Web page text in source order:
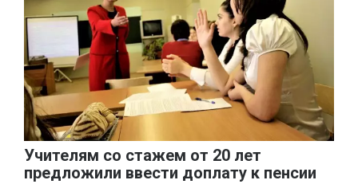
Учителям со стажем от 20 лет
предложили ввести доплату к пенсии